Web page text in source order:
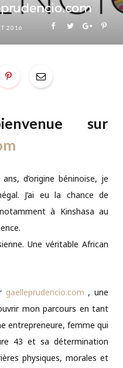
2016
sur
d’origine béninoise, je
J’ai eu la chance de
à Kinshasa au
Une véritable African
gaelleprudencio.com , une
mon parcours en tant
entrepreneure, femme qui
43 et sa détermination
physiques, morales et